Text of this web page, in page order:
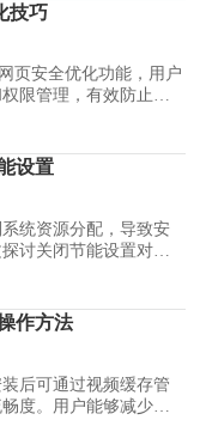
技巧
页安全优化功能，用户
限管理，有效防止数
设置
统资源分配，导致安
讨关闭节能设置对浏
作方法
后可通过视频缓存管
度。用户能够减少卡